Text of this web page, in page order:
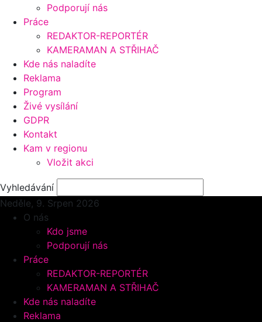
Podporují nás
Práce
REDAKTOR-REPORTÉR
KAMERAMAN A STŘIHAČ
Kde nás naladíte
Reklama
Program
Živé vysílání
GDPR
Kontakt
Kam v regionu
Vložit akci
Vyhledávání
Neděle, 9. Srpen 2026
O nás
Kdo jsme
Podporují nás
Práce
REDAKTOR-REPORTÉR
KAMERAMAN A STŘIHAČ
Kde nás naladíte
Reklama